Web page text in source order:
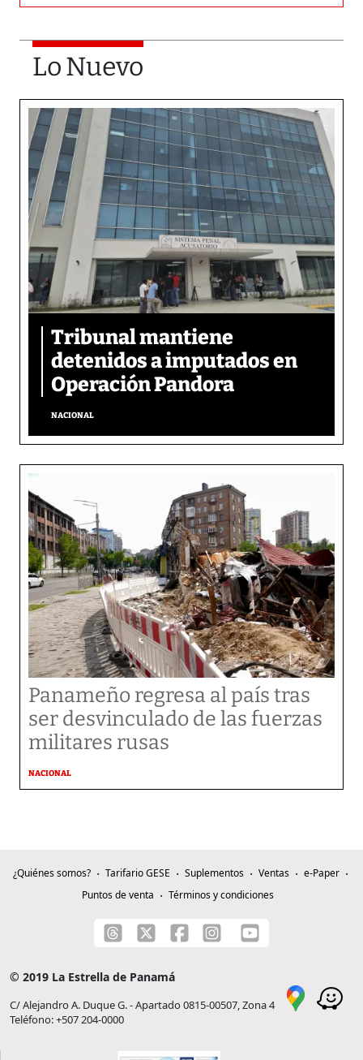
Lo Nuevo
Tribunal mantiene
detenidos a imputados en
Operación Pandora
NACIONAL
Panameño regresa al país tras
ser desvinculado de las fuerzas
militares rusas
NACIONAL
¿Quiénes somos? Tarifario GESE Suplementos Ventas
e-Paper
Puntos de venta
Términos y condiciones
© 2019 La Estrella de Panamá
C/ Alejandro A. Duque G. - Apartado 0815-00507, Zona 4
Teléfono: +507 204-0000